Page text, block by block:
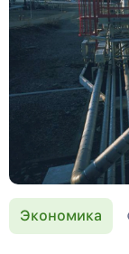
Экономика